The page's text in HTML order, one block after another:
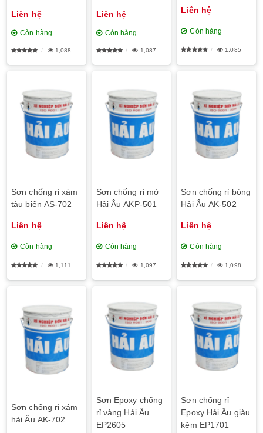
Liên hệ
Còn hàng
1,088
Liên hệ
Còn hàng
1,087
Liên hệ
Còn hàng
1,085
Sơn chống rỉ xám
tàu biển AS-702
Liên hệ
Còn hàng
1,111
Sơn chống rỉ mở
Hải Âu AKP-501
Liên hệ
Còn hàng
1,097
Sơn chống rỉ bóng
Hải Âu AK-502
Liên hệ
Còn hàng
1,098
Sơn chống rỉ xám
hải Âu AK-702
Sơn Epoxy chống
rỉ vàng Hải Âu
EP2605
Sơn chống rỉ
Epoxy Hải Âu giàu
kẽm EP1701